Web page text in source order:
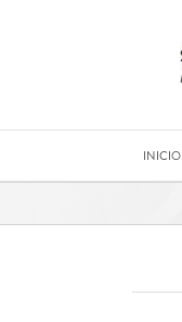
INICIO